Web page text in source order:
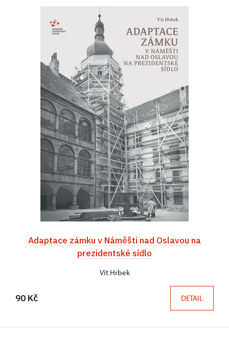
Adaptace zámku v Náměšti nad Oslavou na
prezidentské sídlo
Vít Hrbek
90 Kč DETAIL